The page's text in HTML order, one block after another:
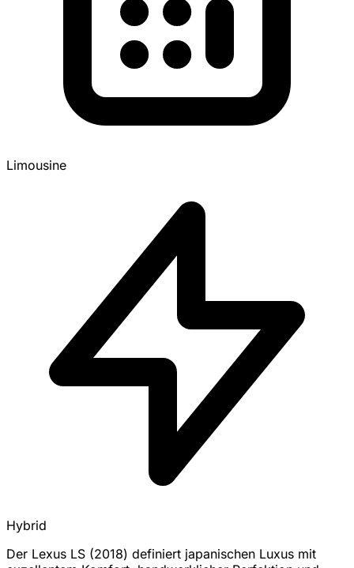
Limousine
Hybrid
Der Lexus LS (2018) definiert japanischen Luxus mit